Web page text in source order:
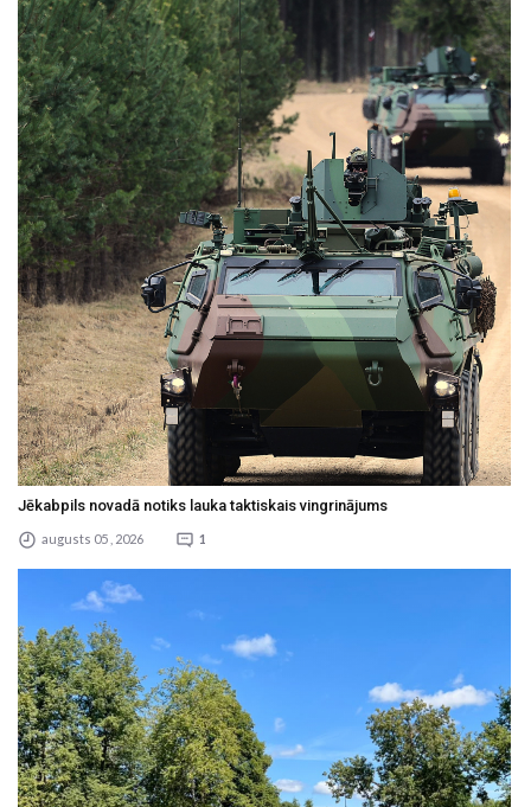
Jēkabpils novadā notiks lauka taktiskais vingrinājums
augusts 05 , 2026 1